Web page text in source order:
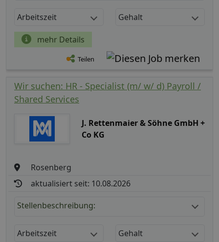
Arbeitszeit Gehalt
mehr Details
Teilen
Wir suchen: HR - Specialist (m/ w/ d) Payroll /
Shared Services
J. Rettenmaier & Söhne GmbH +
Co KG
Rosenberg
aktualisiert seit: 10.08.2026
Stellenbeschreibung:
Arbeitszeit Gehalt